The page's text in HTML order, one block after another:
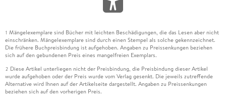
1 Mängelexemplare sind Bücher mit leichten Beschädigungen, die das Lesen aber nicht
einschränken. Mängelexemplare sind durch einen Stempel als solche gekennzeichnet.
Die frühere Buchpreisbindung ist aufgehoben. Angaben zu Preissenkungen beziehen
sich auf den gebundenen Preis eines mangelfreien Exemplars.
2 Diese Artikel unterliegen nicht der Preisbindung, die Preisbindung dieser Artikel
wurde aufgehoben oder der Preis wurde vom Verlag gesenkt. Die jeweils zutreffende
Alternative wird Ihnen auf der Artikelseite dargestellt. Angaben zu Preissenkungen
beziehen sich auf den vorherigen Preis.